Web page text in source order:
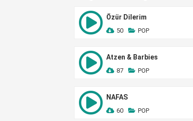
Özür Dilerim
50 POP
Atzen & Barbies
87 POP
NAFAS
60 POP